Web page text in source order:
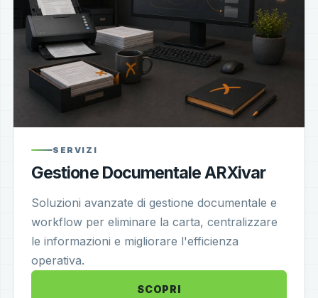
SERVIZI
Gestione Documentale ARXivar
Soluzioni avanzate di gestione documentale e
workflow per eliminare la carta, centralizzare
le informazioni e migliorare l'efficienza
operativa.
SCOPRI